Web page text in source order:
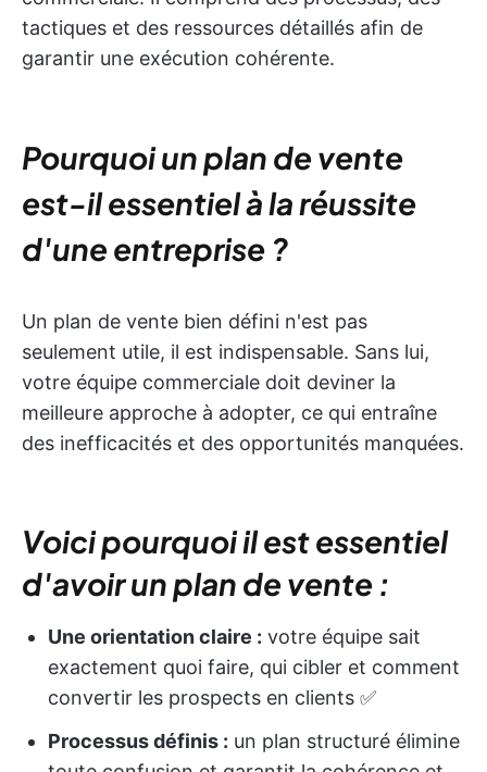
tactiques et des ressources détaillés afin de
garantir une exécution cohérente.
Pourquoi un plan de vente
est-il essentiel à la réussite
d'une entreprise ?
Un plan de vente bien défini n'est pas
seulement utile, il est indispensable. Sans lui,
votre équipe commerciale doit deviner la
meilleure approche à adopter, ce qui entraîne
des inefficacités et des opportunités manquées.
Voici pourquoi il est essentiel
d'avoir un plan de vente :
Une orientation claire : votre équipe sait
exactement quoi faire, qui cibler et comment
convertir les prospects en clients ✅
Processus définis : un plan structuré élimine